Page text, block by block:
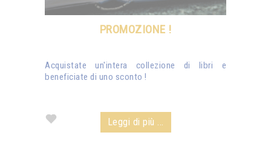
PROMOZIONE !
Acquistate un'intera collezione di libri e
beneficiate di uno sconto !
Leggi di più ...